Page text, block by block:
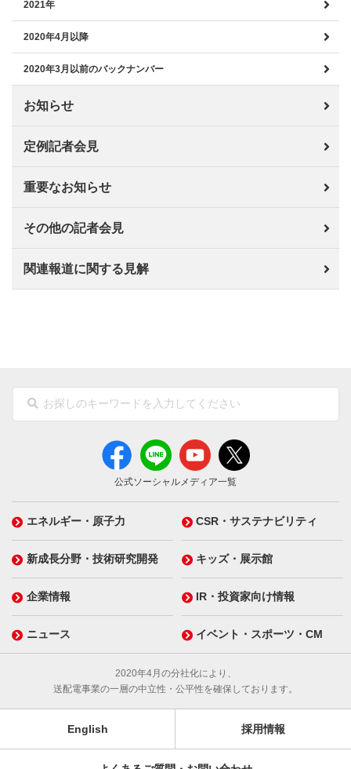
2021年
2020年4月以降
2020年3月以前のバックナンバー
お知らせ
定例記者会見
重要なお知らせ
その他の記者会見
関連報道に関する見解
公式ソーシャルメディア一覧
エネルギー・原子力 CSR・サステナビリティ
新成長分野・技術研究開発 キッズ・展示館
企業情報 IR・投資家向け情報
ニュース イベント・スポーツ・CM
2020年4月の分社化により、
送配電事業の一層の中立性・公平性を確保しております。
English 採用情報